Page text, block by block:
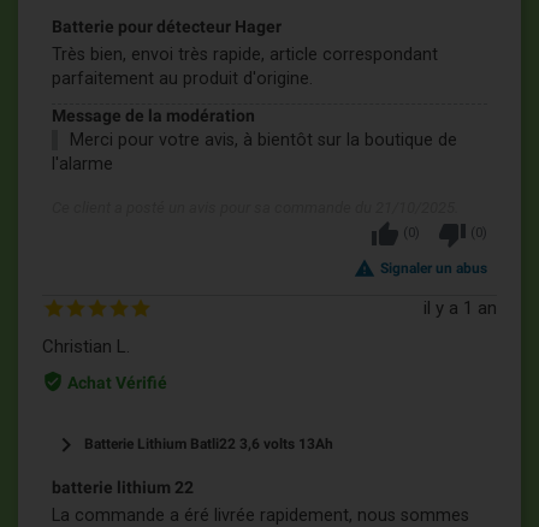
Batterie pour détecteur Hager
Très bien, envoi très rapide, article correspondant
parfaitement au produit d'origine.
Message de la modération
Merci pour votre avis, à bientôt sur la boutique de
l'alarme
thumb_up ( 0) thumb_down ( 0)
report_problem Signaler un abus
il y a 1 an
Christian L.
verified_user Achat Vérifié
keyboard_arrow_right Batterie Lithium Batli22 3,6 volts 13Ah
batterie lithium 22
La commande a éré livrée rapidement, nous sommes